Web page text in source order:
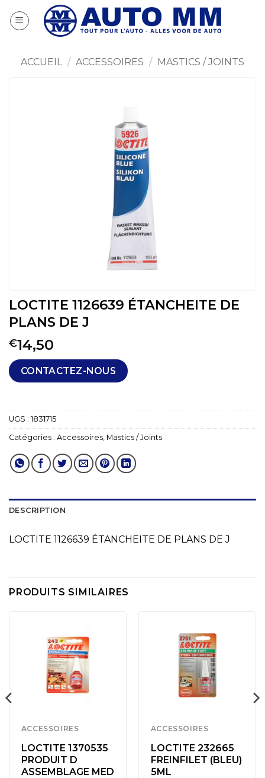
au
ACCUEIL / ACCESSOIRES / MASTICS / JOINTS
LOCTITE 1126639 ÉTANCHEITE DE
PLANS DE J
€14,50
CONTACTEZ-NOUS
UGS : 1831715
Catégories : Accessoires Mastics / Joints
DESCRIPTION
LOCTITE 1126639 ÉTANCHEITE DE PLANS DE J
PRODUITS SIMILAIRES
ACCESSOIRES
LOCTITE 1370535
PRODUIT D
ASSEMBLAGE MED
ACCESSOIRES
LOCTITE 232665
FREINFILET (BLEU)
5ML